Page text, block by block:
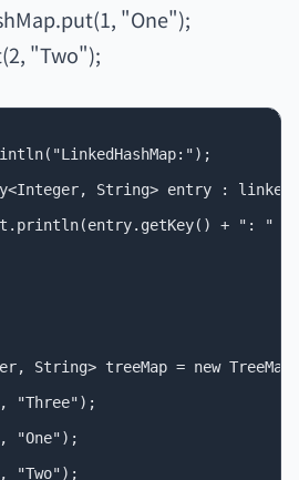
"One");
"Two");
String> entry :
+ ": " +
String> treeMap = new
"Three");
"One");
"Two");